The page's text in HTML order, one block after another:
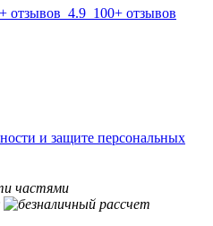
отзывов 4.9 100+ отзывов
и защите персональных